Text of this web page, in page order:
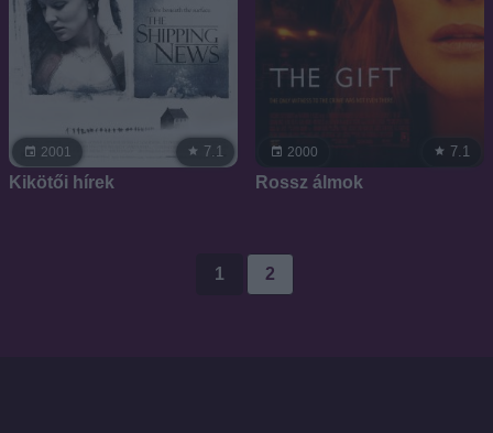
2001 7.1
Kikötői hírek
2000 7.1
Rossz álmok
1 2